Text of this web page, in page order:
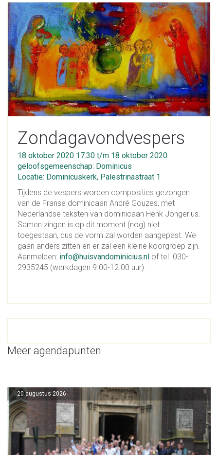
Zondagavondvespers
18 oktober 2020 17:30 t/m 18 oktober 2020
geloofsgemeenschap: Dominicus
Locatie: Dominicuskerk, Palestrinastraat 1
Tijdens de vespers worden composities gezongen
van de Franse dominicaan André Gouzes, met
Nederlandse teksten van dominicaan Henk Jongerius.
Samen zingen is op dit moment (nog) niet
toegestaan, dus de vorm zal worden aangepast. We
gaan anders zitten en er zal een kleine koorgroep zijn.
Aanmelden: info@huisvandominicius.nl of tel. 030-
2935245 (werkdagen 9.00-12.00 uur).
Meer agendapunten
20 augustus 2026